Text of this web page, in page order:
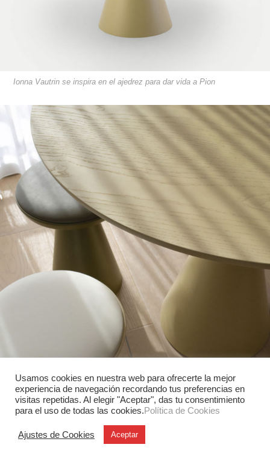
Ionna Vautrin se inspira en el ajedrez para dar vida a Pion
Usamos cookies en nuestra web para ofrecerte la mejor
experiencia de navegación recordando tus preferencias en
visitas repetidas. Al elegir "Aceptar", das tu consentimiento
para el uso de todas las cookies.Política de Cookies
Ajustes de Cookies Aceptar